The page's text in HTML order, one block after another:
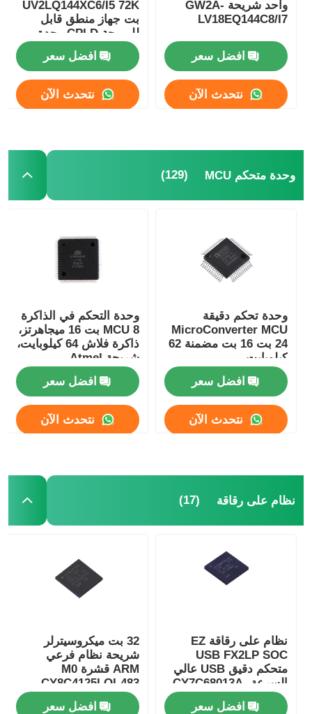
مكونات الكترونية
وحدة الطاقة
هوائي اتصالات
موصل
شريحة إدارة الطاقة
واحد شريحة GW2A-
LV18EQ144C8/I7
افضل سعر
نتحدث الآن
UV2LQ144XC6/I5 72K
بت جهاز منطق قابل
للبرمجة CPLD وحدة
تحكم منطق قابل
للبرمجة
افضل سعر
نتحدث الآن
وحدة متحكم MCU (129)
وحدة تحكم دقيقة
MicroConverter MCU
24 بت 16 بت مضمنة 62
كيلوبايت
ADuC847BSZ62-5
افضل سعر
نتحدث الآن
وحدة التحكم في الذاكرة
MCU 8 بت 16 ميجاهرتز،
ذاكرة فلاش 64 كيلوبايت،
شريحة Atmel
ATMEGA64A-AU
افضل سعر
نتحدث الآن
نظام على رقاقة (17)
نظام على رقاقة EZ
USB FX2LP SOC
متحكم دقيق USB عالي
السرعة CY7C68013A-
56LTXC
افضل سعر
32 بت ميكروسيترلر
شريحة نظام فرعي
ARM قشرة M0
CY8C4125LQI-483
افضل سعر